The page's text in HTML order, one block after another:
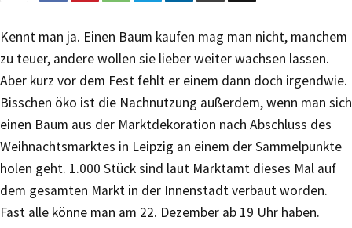
Kennt man ja. Einen Baum kaufen mag man nicht, manchem
zu teuer, andere wollen sie lieber weiter wachsen lassen.
Aber kurz vor dem Fest fehlt er einem dann doch irgendwie.
Bisschen öko ist die Nachnutzung außerdem, wenn man sich
einen Baum aus der Marktdekoration nach Abschluss des
Weihnachtsmarktes in Leipzig an einem der Sammelpunkte
holen geht. 1.000 Stück sind laut Marktamt dieses Mal auf
dem gesamten Markt in der Innenstadt verbaut worden.
Fast alle könne man am 22. Dezember ab 19 Uhr haben.